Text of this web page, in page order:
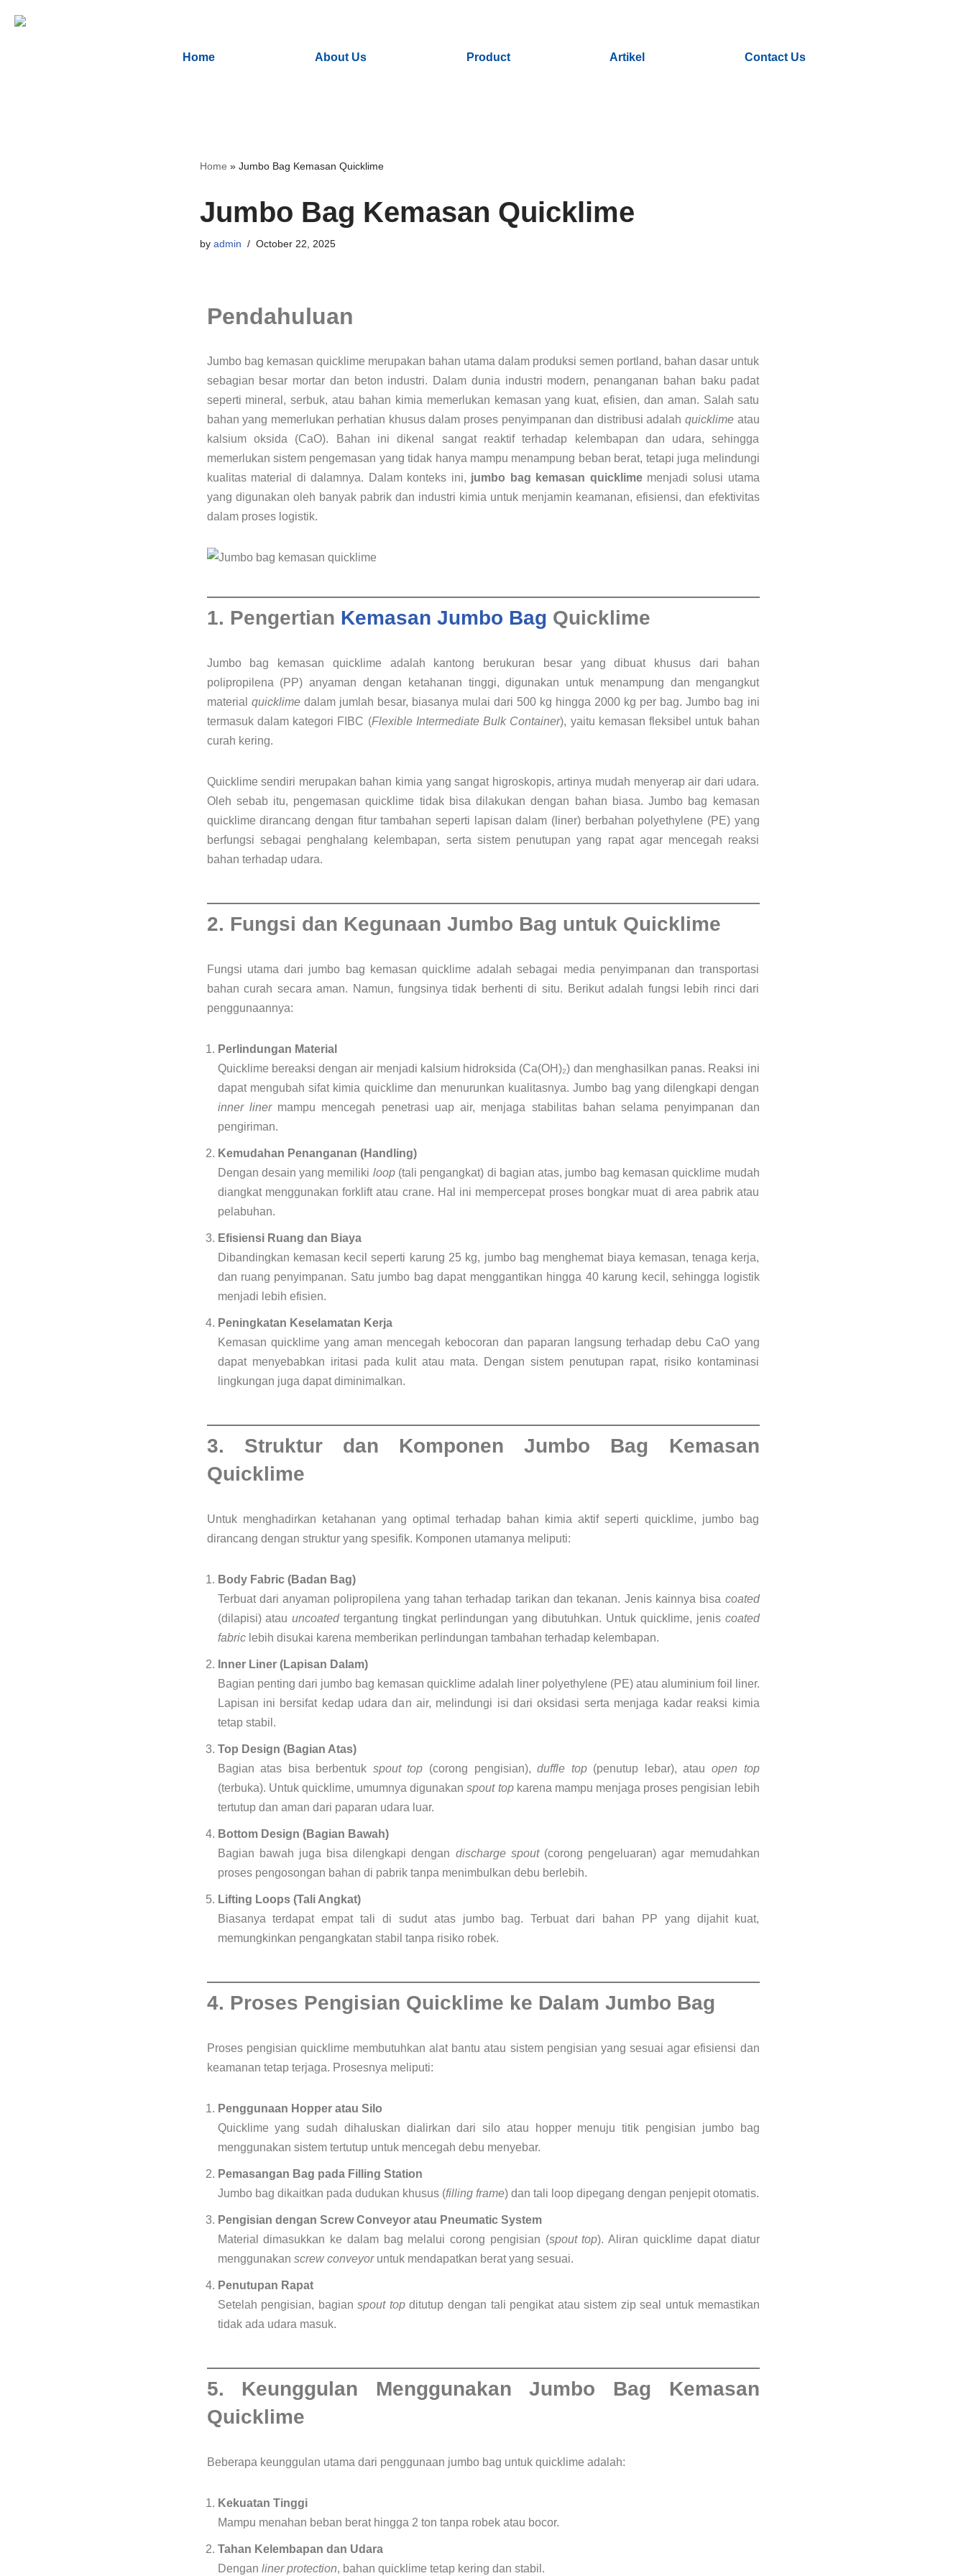
Home About Us Product Artikel Contact Us
Home » Jumbo Bag Kemasan Quicklime
Jumbo Bag Kemasan Quicklime
by admin October 22, 2025
Pendahuluan
Jumbo bag kemasan quicklime merupakan bahan utama dalam produksi semen portland, bahan dasar untuk
sebagian besar mortar dan beton industri. Dalam dunia industri modern, penanganan bahan baku padat
seperti mineral, serbuk, atau bahan kimia memerlukan kemasan yang kuat, efisien, dan aman. Salah satu
bahan yang memerlukan perhatian khusus dalam proses penyimpanan dan distribusi adalah quicklimeatau
kalsium oksida (CaO). Bahan ini dikenal sangat reaktif terhadap kelembapan dan udara, sehingga
memerlukan sistem pengemasan yang tidak hanya mampu menampung beban berat, tetapi juga melindungi
kualitas material di dalamnya. Dalam konteks ini, jumbo bag kemasan quicklimemenjadi solusi utama
yang digunakan oleh banyak pabrik dan industri kimia untuk menjamin keamanan, efisiensi, dan efektivitas
dalam proses logistik.
1. Pengertian Kemasan Jumbo Bag Quicklime
Jumbo bag kemasan quicklime adalah kantong berukuran besar yang dibuat khusus dari bahan
polipropilena (PP) anyaman dengan ketahanan tinggi, digunakan untuk menampung dan mengangkut
material quicklimedalam jumlah besar, biasanya mulai dari 500 kg hingga 2000 kg per bag. Jumbo bag ini
termasuk dalam kategori FIBC (Flexible Intermediate Bulk Container), yaitu kemasan fleksibel untuk bahan
curah kering.
Quicklime sendiri merupakan bahan kimia yang sangat higroskopis, artinya mudah menyerap air dari udara.
Oleh sebab itu, pengemasan quicklime tidak bisa dilakukan dengan bahan biasa. Jumbo bag kemasan
quicklime dirancang dengan fitur tambahan seperti lapisan dalam (liner) berbahan polyethylene (PE) yang
berfungsi sebagai penghalang kelembapan, serta sistem penutupan yang rapat agar mencegah reaksi
bahan terhadap udara.
2. Fungsi dan Kegunaan Jumbo Bag untuk Quicklime
Fungsi utama dari jumbo bag kemasan quicklime adalah sebagai media penyimpanan dan transportasi
bahan curah secara aman. Namun, fungsinya tidak berhenti di situ. Berikut adalah fungsi lebih rinci dari
penggunaannya:
Perlindungan Material
Quicklime bereaksi dengan air menjadi kalsium hidroksida (Ca(OH)₂) dan menghasilkan panas. Reaksi ini
dapat mengubah sifat kimia quicklime dan menurunkan kualitasnya. Jumbo bag yang dilengkapi dengan
inner linermampu mencegah penetrasi uap air, menjaga stabilitas bahan selama penyimpanan dan
pengiriman.
Kemudahan Penanganan (Handling)
Dengan desain yang memiliki loop(tali pengangkat) di bagian atas, jumbo bag kemasan quicklime mudah
diangkat menggunakan forklift atau crane. Hal ini mempercepat proses bongkar muat di area pabrik atau
pelabuhan.
Efisiensi Ruang dan Biaya
Dibandingkan kemasan kecil seperti karung 25 kg, jumbo bag menghemat biaya kemasan, tenaga kerja,
dan ruang penyimpanan. Satu jumbo bag dapat menggantikan hingga 40 karung kecil, sehingga logistik
menjadi lebih efisien.
Peningkatan Keselamatan Kerja
Kemasan quicklime yang aman mencegah kebocoran dan paparan langsung terhadap debu CaO yang
dapat menyebabkan iritasi pada kulit atau mata. Dengan sistem penutupan rapat, risiko kontaminasi
lingkungan juga dapat diminimalkan.
3. Struktur dan Komponen Jumbo Bag Kemasan
Quicklime
Untuk menghadirkan ketahanan yang optimal terhadap bahan kimia aktif seperti quicklime, jumbo bag
dirancang dengan struktur yang spesifik. Komponen utamanya meliputi:
Body Fabric (Badan Bag)
Terbuat dari anyaman polipropilena yang tahan terhadap tarikan dan tekanan. Jenis kainnya bisa coated
(dilapisi) atauuncoatedtergantung tingkat perlindungan yang dibutuhkan. Untuk quicklime, jenis coated
fabriclebih disukai karena memberikan perlindungan tambahan terhadap kelembapan.
Inner Liner (Lapisan Dalam)
Bagian penting dari jumbo bag kemasan quicklime adalah liner polyethylene (PE) atau aluminium foil liner.
Lapisan ini bersifat kedap udara dan air, melindungi isi dari oksidasi serta menjaga kadar reaksi kimia
tetap stabil.
Top Design (Bagian Atas)
Bagian atas bisa berbentuk spout top (corong pengisian),duffle top(penutup lebar), atau open top
(terbuka). Untuk quicklime, umumnya digunakanspout topkarena mampu menjaga proses pengisian lebih
tertutup dan aman dari paparan udara luar.
Bottom Design (Bagian Bawah)
Bagian bawah juga bisa dilengkapi dengan discharge spout(corong pengeluaran) agar memudahkan
proses pengosongan bahan di pabrik tanpa menimbulkan debu berlebih.
Lifting Loops (Tali Angkat)
Biasanya terdapat empat tali di sudut atas jumbo bag. Terbuat dari bahan PP yang dijahit kuat,
memungkinkan pengangkatan stabil tanpa risiko robek.
4. Proses Pengisian Quicklime ke Dalam Jumbo Bag
Proses pengisian quicklime membutuhkan alat bantu atau sistem pengisian yang sesuai agar efisiensi dan
keamanan tetap terjaga. Prosesnya meliputi:
Penggunaan Hopper atau Silo
Quicklime yang sudah dihaluskan dialirkan dari silo atau hopper menuju titik pengisian jumbo bag
menggunakan sistem tertutup untuk mencegah debu menyebar.
Pemasangan Bag pada Filling Station
Jumbo bag dikaitkan pada dudukan khusus (filling frame) dan tali loop dipegang dengan penjepit otomatis.
Pengisian dengan Screw Conveyor atau Pneumatic System
Material dimasukkan ke dalam bag melalui corong pengisian (spout top). Aliran quicklime dapat diatur
menggunakan screw conveyoruntuk mendapatkan berat yang sesuai.
Penutupan Rapat
Setelah pengisian, bagianspout topditutup dengan tali pengikat atau sistem zip seal untuk memastikan
tidak ada udara masuk.
5. Keunggulan Menggunakan Jumbo Bag Kemasan
Quicklime
Beberapa keunggulan utama dari penggunaan jumbo bag untuk quicklime adalah:
Kekuatan Tinggi
Mampu menahan beban berat hingga 2 ton tanpa robek atau bocor.
Tahan Kelembapan dan Udara
Dengan liner protection, bahan quicklime tetap kering dan stabil.